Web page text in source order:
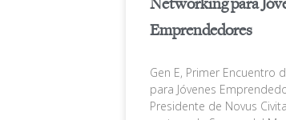
Networking para
Emprendedores
Gen E, Primer Encuentro
para Jóvenes
Presidente de Novus